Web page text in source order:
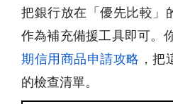
把銀行放在「優先比較」
作為補充備援工具即可。
期信用商品申請攻略 ，
的檢查清單。